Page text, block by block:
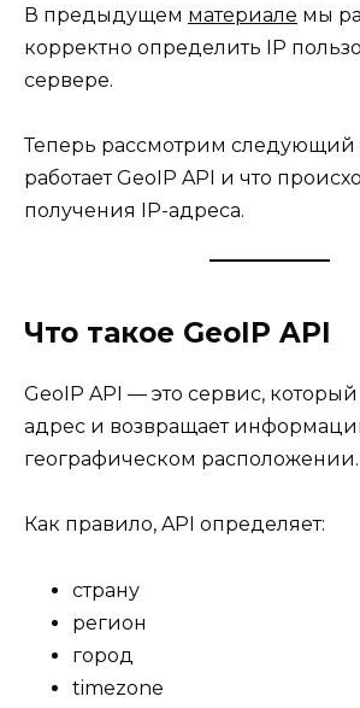
В предыдущем материале мы
корректно определить IP
сервере.
Теперь рассмотрим следующий
работает GeoIP API и что
получения IP-адреса.
Что такое GeoIP API
GeoIP API — это сервис,
адрес и возвращает
географическом расположении.
Как правило, API определяет:
страну
регион
город
timezone